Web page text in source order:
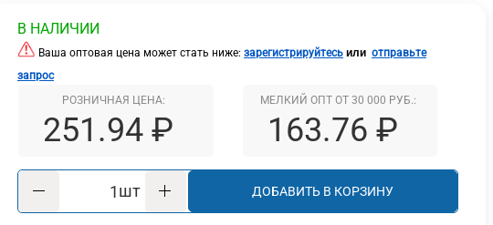
В НАЛИЧИИ
Ваша оптовая цена может стать ниже: зарегистрируйтесь или отправьте
запрос
РОЗНИЧНАЯ ЦЕНА:
251.94 ₽
МЕЛКИЙ ОПТ ОТ 30 000 РУБ.:
163.76 ₽
шт ДОБАВИТЬ В КОРЗИНУ